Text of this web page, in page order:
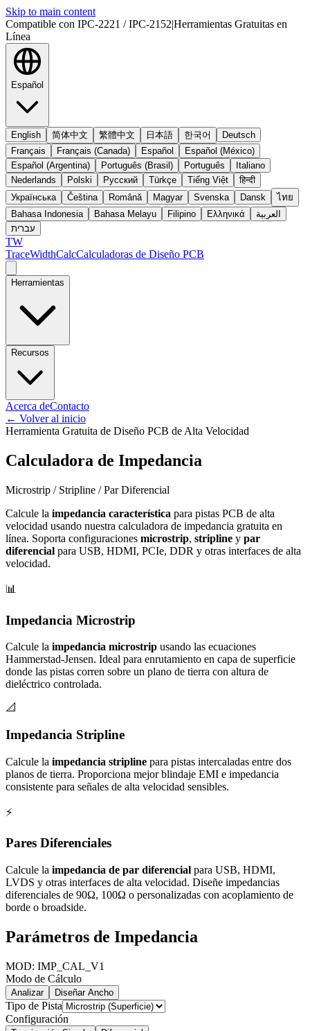
Skip to main content
Compatible con IPC-2221 / IPC-2152|Herramientas Gratuitas en
Línea
Español
English 简体中文 繁體中文 日本語 한국어
Deutsch
Français
Français (Canada) Español
Español (México)
Español (Argentina)
Português (Brasil) Português
Italiano
Nederlands
Polski Русский Türkçe Tiếng Việt
हिन्दी
Українська
Čeština Română Magyar Svenska Dansk
ไทย
Bahasa Indonesia
Bahasa Melayu Filipino Ελληνικά
العربية
עברית
TW
TraceWidthCalcCalculadoras de Diseño PCB
Herramientas
Recursos
Acerca deContacto
← Volver al inicio
Herramienta Gratuita de Diseño PCB de Alta Velocidad
Calculadora de Impedancia
Microstrip / Stripline / Par Diferencial
Calcule la impedancia característica para pistas PCB de alta
velocidad usando nuestra calculadora de impedancia gratuita en
línea. Soporta configuraciones microstrip, stripline y par
diferencial para USB, HDMI, PCIe, DDR y otras interfaces de alta
velocidad.
📊
Impedancia Microstrip
Calcule la impedancia microstrip usando las ecuaciones
Hammerstad-Jensen. Ideal para enrutamiento en capa de superficie
donde las pistas corren sobre un plano de tierra con altura de
dieléctrico controlada.
📐
Impedancia Stripline
Calcule la impedancia stripline para pistas intercaladas entre dos
planos de tierra. Proporciona mejor blindaje EMI e impedancia
consistente para señales de alta velocidad sensibles.
⚡
Pares Diferenciales
Calcule la impedancia de par diferencial para USB, HDMI,
LVDS y otras interfaces de alta velocidad. Diseñe impedancias
diferenciales de 90Ω, 100Ω o personalizadas con acoplamiento de
borde o broadside.
Parámetros de Impedancia
MOD: IMP_CAL_V1
Modo de Cálculo
Analizar Diseñar Ancho
Tipo de Pista
Configuración